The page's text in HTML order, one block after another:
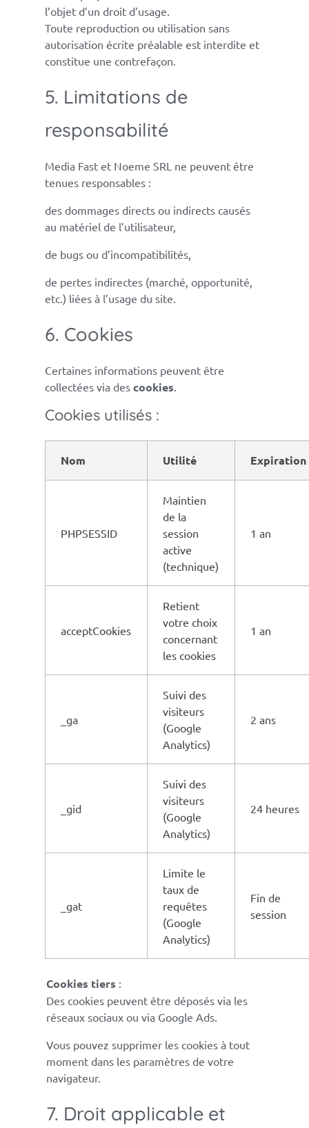
l’objet d’un droit d’usage.
Toute reproduction ou utilisation sans
autorisation écrite préalable est interdite et
constitue une contrefaçon.
5. Limitations de
responsabilité
Media Fast et Noeme SRL ne peuvent être
tenues responsables :
des dommages directs ou indirects causés
au matériel de l’utilisateur,
de bugs ou d’incompatibilités,
de pertes indirectes (marché, opportunité,
etc.) liées à l’usage du site.
6. Cookies
Certaines informations peuvent être
collectées via des cookies
Cookies utilisés :
Nom Utilité Expiration
PHPSESSID
Maintien
de la
session
active
(technique)
1 an
acceptCookies
Retient
votre choix
concernant
les cookies
1 an
_ga
Suivi des
visiteurs
(Google
Analytics)
2 ans
_gid
Suivi des
visiteurs
(Google
Analytics)
24 heures
_gat
Limite le
taux de
requêtes
(Google
Analytics)
Fin de
session
Cookies tiers :
Des cookies peuvent être déposés via les
réseaux sociaux ou via Google Ads.
Vous pouvez supprimer les cookies à tout
moment dans les paramètres de votre
navigateur.
7. Droit applicable et